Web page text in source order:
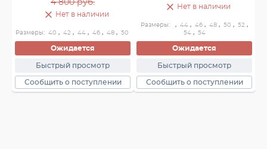
Размеры: 40 , 42 , 44 , 46 , 48 , 50
Ожидается
Быстрый просмотр
Сообщить о поступлении
Нет в наличии
Размеры: , 44 , 46 , 48 , 50 , 52 ,
54 , 54
Ожидается
Быстрый просмотр
Сообщить о поступлении
Нет в наличии